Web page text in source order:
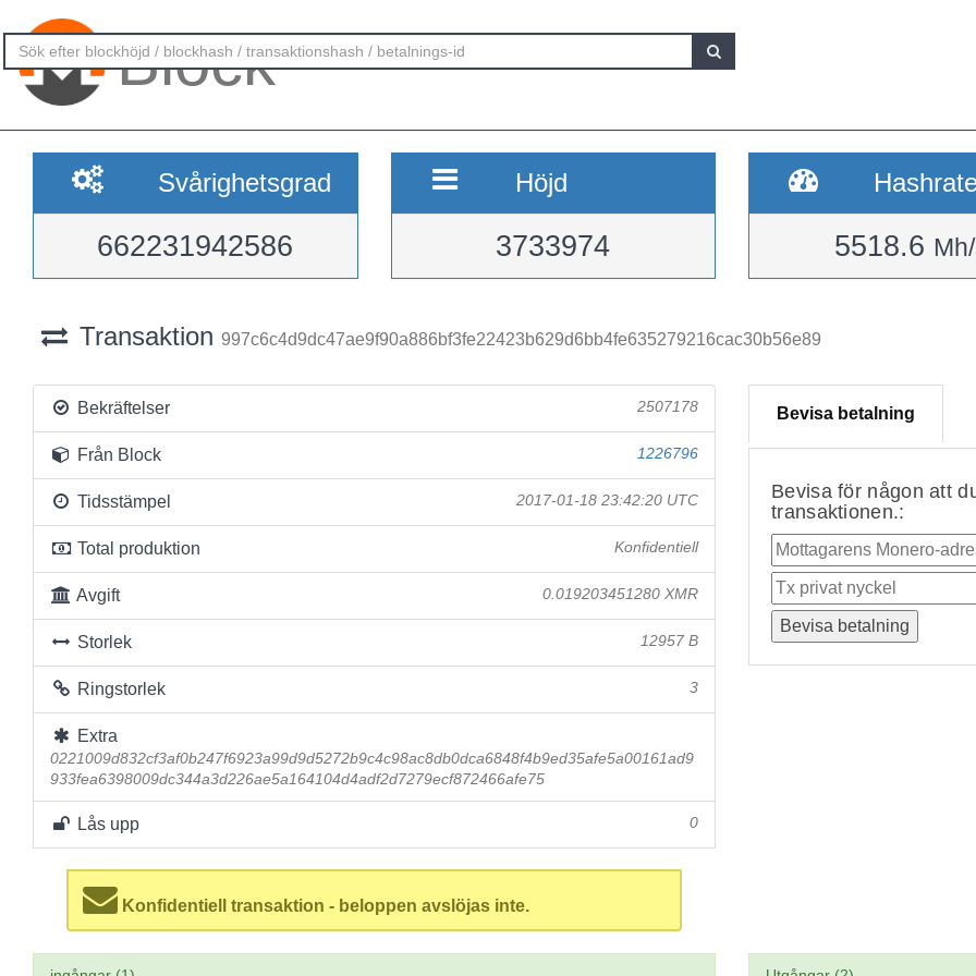
Block
Svårighetsgrad
662231942586
Höjd
3733974 5518.6
Transaktion 997c6c4d9dc47ae9f90a886bf3fe22423b629d6bb4fe635279216cac30b56e89
Bekräftelser 2507178
Från Block 1226796
Tidsstämpel 2017-01-18 23:42:20 UTC
Total produktion Konfidentiell
Avgift 0.019203451280 XMR
Storlek 12957 B
Ringstorlek 3
Extra
0221009d832cf3af0b247f6923a99d9d5272b9c4c98ac8db0dca6848f4b9ed35afe5a00161ad9
933fea6398009dc344a3d226ae5a164104d4adf2d7279ecf872466afe75
Lås upp 0
Konfidentiell transaktion - beloppen avslöjas inte.
Bevisa betalning
Bevisa för någon att
transaktionen.: